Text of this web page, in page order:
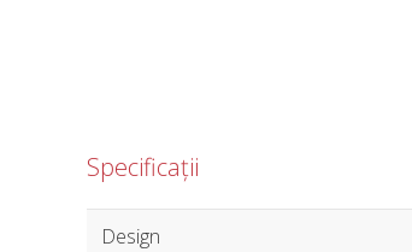
Specificații
Design